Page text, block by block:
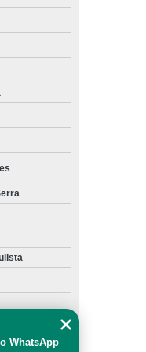
Ponto
Pigmentação
em Homens
WhatsApp